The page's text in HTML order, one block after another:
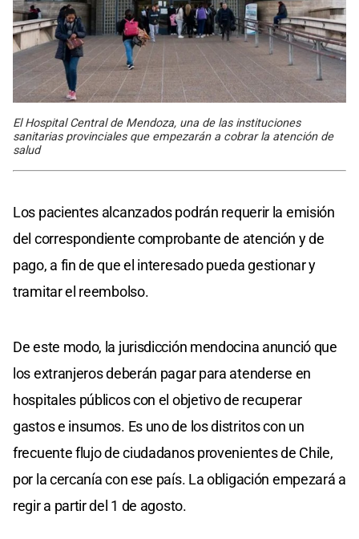
El Hospital Central de Mendoza, una de las instituciones
sanitarias provinciales que empezarán a cobrar la atención de
salud
Los pacientes alcanzados podrán requerir la emisión
del correspondiente comprobante de atención y de
pago, a fin de que el interesado pueda gestionar y
tramitar el reembolso.
De este modo, la jurisdicción mendocina anunció que
los extranjeros deberán pagar para atenderse en
hospitales públicos con el objetivo de recuperar
gastos e insumos. Es uno de los distritos con un
frecuente flujo de ciudadanos provenientes de Chile,
por la cercanía con ese país. La obligación empezará a
regir a partir del 1 de agosto.